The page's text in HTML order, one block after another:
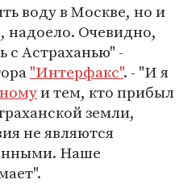
воду в Москве, но и
надоело. Очевидно,
с Астраханью" -
"Интерфакс". - "И я
и тем, кто прибыл
земли,
не являются
Наше